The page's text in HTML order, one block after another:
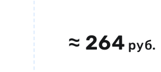
≈ 264 руб.